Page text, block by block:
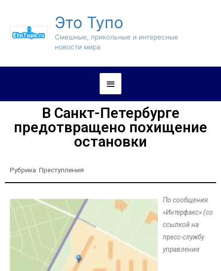
Это Тупо
Смешные, прикольные и интересные
новости мира
В Санкт-Петербурге
предотвращено похищение
остановки
Рубрика: Преступления
По сообщения
«Интерфакс» (со
ссылкой на
пресс-службу
управления